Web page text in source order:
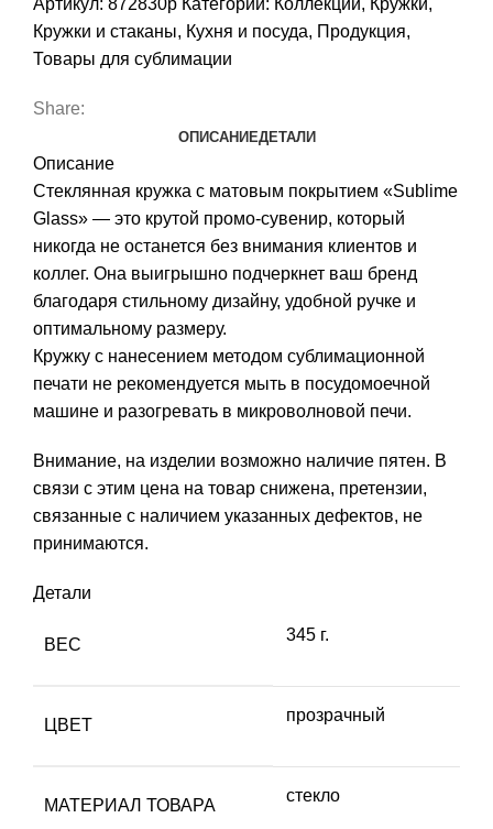
Артикул: 872830p Категорий: Коллекции, Кружки,
Кружки и стаканы, Кухня и посуда, Продукция,
Товары для сублимации
Share:
ОПИСАНИЕДЕТАЛИ
Описание
Стеклянная кружка с матовым покрытием «Sublime
Glass» — это крутой промо-сувенир, который
никогда не останется без внимания клиентов и
коллег. Она выигрышно подчеркнет ваш бренд
благодаря стильному дизайну, удобной ручке и
оптимальному размеру.
Кружку с нанесением методом сублимационной
печати не рекомендуется мыть в посудомоечной
машине и разогревать в микроволновой печи.
Внимание, на изделии возможно наличие пятен. В
связи с этим цена на товар снижена, претензии,
связанные с наличием указанных дефектов, не
принимаются.
Детали
ВЕС
345 г.
ЦВЕТ
прозрачный
МАТЕРИАЛ ТОВАРА
стекло